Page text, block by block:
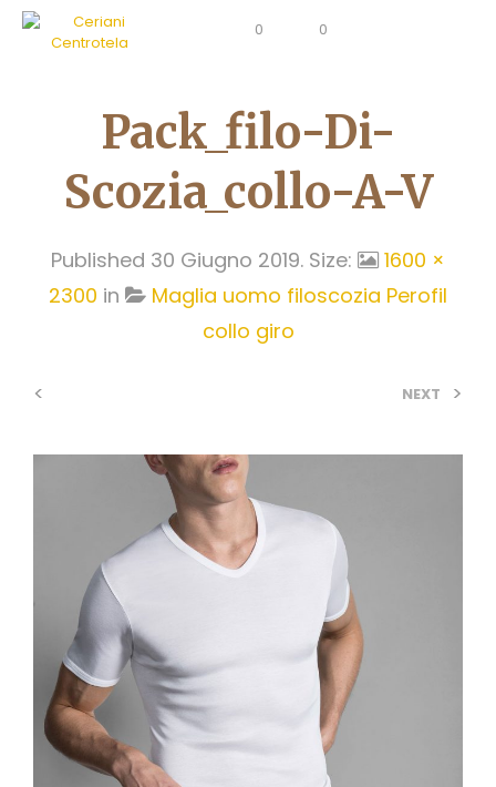
0 0
Pack_filo-Di-
Scozia_collo-A-V
Published 30 Giugno 2019. Size:
1600 ×
2300 in
Maglia uomo filoscozia Perofil
collo giro
< NEXT >